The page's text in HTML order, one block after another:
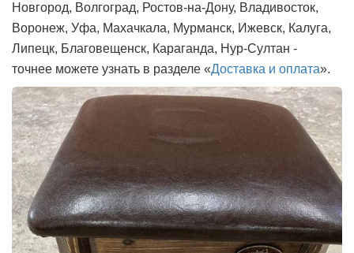
Новгород, Волгоград, Ростов-на-Дону, Владивосток,
Воронеж, Уфа, Махачкала, Мурманск, Ижевск, Калуга,
Липецк, Благовещенск, Караганда, Нур-Султан -
точнее можете узнать в разделе «Доставка и оплата».